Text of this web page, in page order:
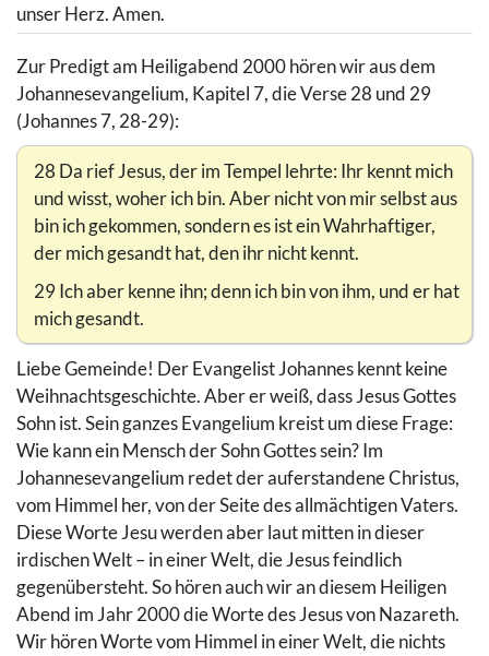
unser Herz. Amen.
Zur Predigt am Heiligabend 2000 hören wir aus dem
Johannesevangelium, Kapitel 7, die Verse 28 und 29
(Johannes 7, 28-29):
28 Da rief Jesus, der im Tempel lehrte: Ihr kennt mich
und wisst, woher ich bin. Aber nicht von mir selbst aus
bin ich gekommen, sondern es ist ein Wahrhaftiger,
der mich gesandt hat, den ihr nicht kennt.
29 Ich aber kenne ihn; denn ich bin von ihm, und er hat
mich gesandt.
Liebe Gemeinde! Der Evangelist Johannes kennt keine
Weihnachtsgeschichte. Aber er weiß, dass Jesus Gottes
Sohn ist. Sein ganzes Evangelium kreist um diese Frage:
Wie kann ein Mensch der Sohn Gottes sein? Im
Johannesevangelium redet der auferstandene Christus,
vom Himmel her, von der Seite des allmächtigen Vaters.
Diese Worte Jesu werden aber laut mitten in dieser
irdischen Welt – in einer Welt, die Jesus feindlich
gegenübersteht. So hören auch wir an diesem Heiligen
Abend im Jahr 2000 die Worte des Jesus von Nazareth.
Wir hören Worte vom Himmel in einer Welt, die nichts